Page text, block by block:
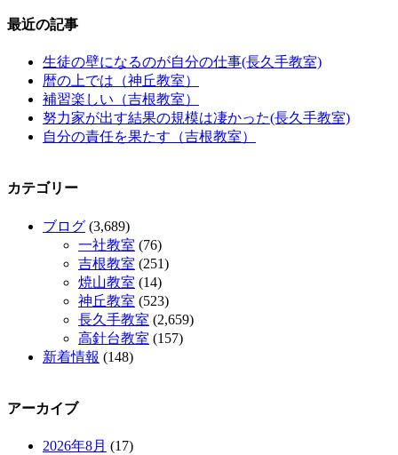
最近の記事
生徒の壁になるのが自分の仕事(長久手教室)
暦の上では（神丘教室）
補習楽しい（吉根教室）
努力家が出す結果の規模は凄かった(長久手教室)
自分の責任を果たす（吉根教室）
カテゴリー
ブログ (3,689)
一社教室 (76)
吉根教室 (251)
焼山教室 (14)
神丘教室 (523)
長久手教室 (2,659)
高針台教室 (157)
新着情報 (148)
アーカイブ
2026年8月 (17)